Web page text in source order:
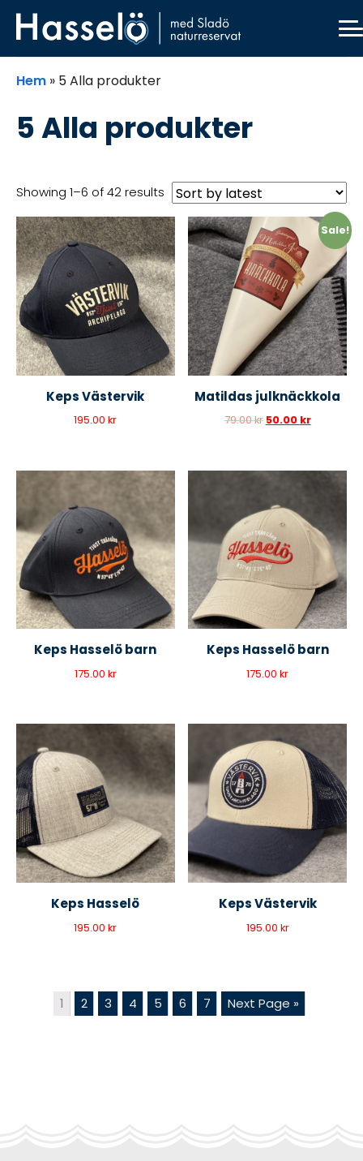
Skip
Skip
Skip
Skip
Hem » 5 Alla produkter
5 Alla produkter
Showing 1–6 of 42 results
Keps Västervik
195.00kr
Sale!
Matildas julknäckkola
79.00kr 50.00 kr
Keps Hasselö barn
175.00 kr
Keps Hasselö barn
175.00kr
Keps Hasselö
195.00kr
Keps Västervik
195.00 kr
1 2 3 4 5 6 7 Next Page »